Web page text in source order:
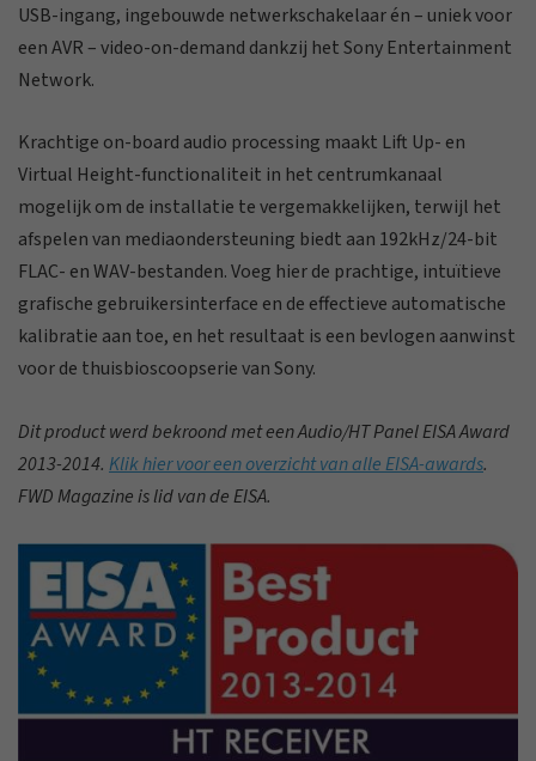
USB-ingang, ingebouwde netwerkschakelaar én – uniek voor
een AVR – video-on-demand dankzij het Sony Entertainment
Network.
Krachtige on-board audio processing maakt Lift Up- en
Virtual Height-functionaliteit in het centrumkanaal
mogelijk om de installatie te vergemakkelijken, terwijl het
afspelen van mediaondersteuning biedt aan 192kHz/24-bit
FLAC- en WAV-bestanden. Voeg hier de prachtige, intuïtieve
grafische gebruikersinterface en de effectieve automatische
kalibratie aan toe, en het resultaat is een bevlogen aanwinst
voor de thuisbioscoopserie van Sony.
Dit product werd bekroond met een Audio/HT Panel EISA Award
2013-2014. Klik hier voor een overzicht van alle EISA-awards.
FWD Magazine is lid van de EISA.